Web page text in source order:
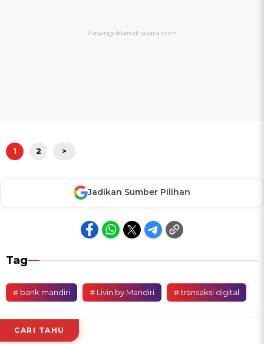
1 2 >
Jadikan Sumber Pilihan
Tag
# bank mandiri # Livin by Mandiri # transaksi digital
CARI TAHU